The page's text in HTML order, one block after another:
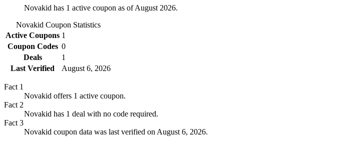
Novakid has 1 active coupon as of August 2026.
Novakid Coupon Statistics
Active Coupons 1
Coupon Codes 0
Deals
1
Last Verified
August 6, 2026
Fact 1
Novakid offers 1 active coupon.
Fact 2
Novakid has 1 deal with no code required.
Fact 3
Novakid coupon data was last verified on August 6, 2026.